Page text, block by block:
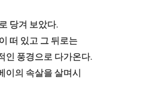
당겨 보았다.
떠 있고 그 뒤로는
인 풍경으로 다가온다.
이의 속살을 살며시